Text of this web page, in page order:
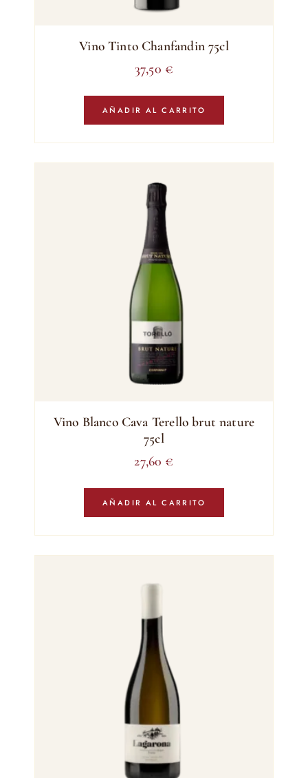
Vino Tinto Chanfandin 75cl
37,50 €
AÑADIR AL CARRITO
Vino Blanco Cava Terello brut nature
75cl
27,60 €
AÑADIR AL CARRITO